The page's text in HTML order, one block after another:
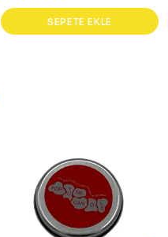
SEPETE EKLE